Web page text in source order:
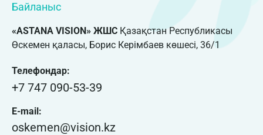
Байланыс
«ASTANA VISION» ЖШС Қазақстан Республикасы
Өскемен қаласы, Борис Керімбаев көшесі, 36/1
Телефондар:
+7 747 090-53-39
E-mail:
oskemen@vision.kz